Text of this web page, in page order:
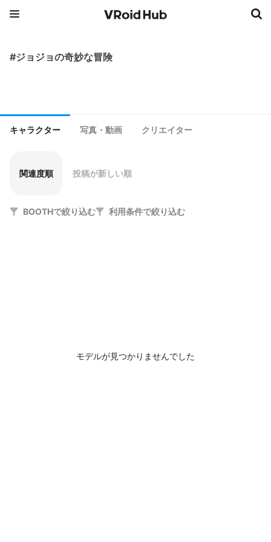
#ジョジョの奇妙な冒険
キャラクター 写真・動画 クリエイター
関連度順 投稿が新しい順
BOOTHで絞り込む 利用条件で絞り込む
モデルが見つかりませんでした